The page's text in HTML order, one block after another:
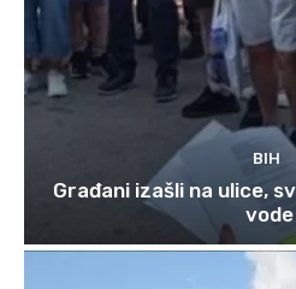
BIH
Građani izašli na ulice,
vode